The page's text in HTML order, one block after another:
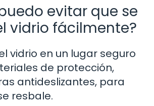
evitar que se
vidrio fácilmente?
vidrio en un lugar seguro
de protección,
antideslizantes, para
resbale.